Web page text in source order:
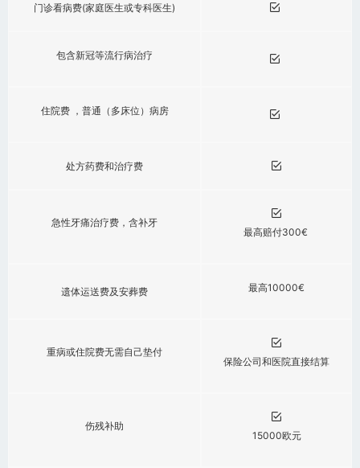
门诊看病费(家庭医生或专科医生)
包含新冠等流行病治疗
住院费 ，普通（多床位）病房
处方药费和治疗费
急性牙痛治疗费，含补牙
最高赔付300€
遗体运送费及安葬费 最高10000€
重病或住院费无需自己垫付
保险公司和医院直接结算
伤残补助
15000欧元